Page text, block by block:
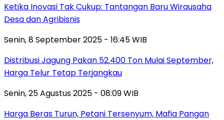
Ketika Inovasi Tak Cukup: Tantangan Baru Wirausaha
Desa dan Agribisnis
Senin, 8 September 2025 - 16:45 WIB
Distribusi Jagung Pakan 52.400 Ton Mulai September,
Harga Telur Tetap Terjangkau
Senin, 25 Agustus 2025 - 08:09 WIB
Harga Beras Turun, Petani Tersenyum, Mafia Pangan